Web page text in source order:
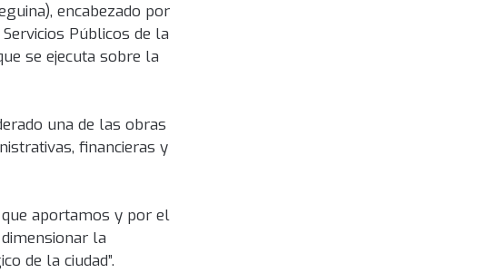
encabezado por
Públicos de la
se ejecuta sobre la
una de las obras
financieras y
aportamos y por el
la
de la ciudad”.